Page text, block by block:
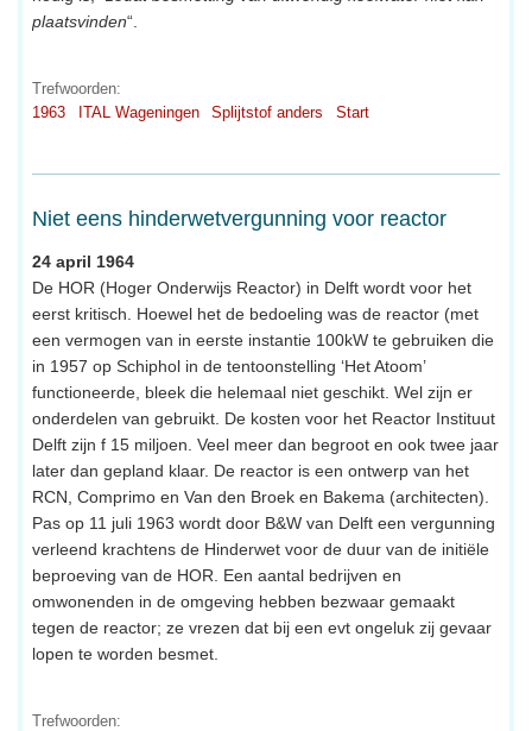
plaatsvinden“.
Trefwoorden:
1963
ITAL Wageningen Splijtstof anders Start
Niet eens hinderwetvergunning voor reactor
24 april 1964
De HOR (Hoger Onderwijs Reactor) in Delft wordt voor het
eerst kritisch. Hoewel het de bedoeling was de reactor (met
een vermogen van in eerste instantie 100kW te gebruiken die
in 1957 op Schiphol in de tentoonstelling ‘Het Atoom’
functioneerde, bleek die helemaal niet geschikt. Wel zijn er
onderdelen van gebruikt. De kosten voor het Reactor Instituut
Delft zijn f 15 miljoen. Veel meer dan begroot en ook twee jaar
later dan gepland klaar. De reactor is een ontwerp van het
RCN, Comprimo en Van den Broek en Bakema (architecten).
Pas op 11 juli 1963 wordt door B&W van Delft een vergunning
verleend krachtens de Hinderwet voor de duur van de initiële
beproeving van de HOR. Een aantal bedrijven en
omwonenden in de omgeving hebben bezwaar gemaakt
tegen de reactor; ze vrezen dat bij een evt ongeluk zij gevaar
lopen te worden besmet.
Trefwoorden: